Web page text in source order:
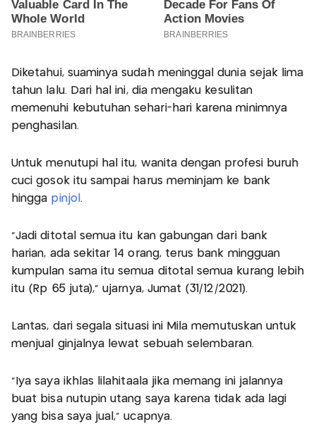
Diketahui, suaminya sudah meninggal dunia sejak lima
tahun lalu. Dari hal ini, dia mengaku kesulitan
memenuhi kebutuhan sehari-hari karena minimnya
penghasilan.
Untuk menutupi hal itu, wanita dengan profesi buruh
cuci gosok itu sampai harus meminjam ke bank
hingga pinjol .
"Jadi ditotal semua itu kan gabungan dari bank
harian, ada sekitar 14 orang, terus bank mingguan
kumpulan sama itu semua ditotal semua kurang lebih
itu (Rp 65 juta),” ujarnya, Jumat (31/12/2021).
Lantas, dari segala situasi ini Mila memutuskan untuk
menjual ginjalnya lewat sebuah selembaran.
"Iya saya ikhlas lilahitaala jika memang ini jalannya
buat bisa nutupin utang saya karena tidak ada lagi
yang bisa saya jual," ucapnya.